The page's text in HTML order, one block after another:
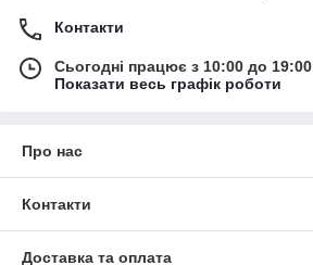
Контакти
Сьогодні працює з 10:00 до 19:00
Показати весь графік роботи
Про нас
Контакти
Доставка та оплата